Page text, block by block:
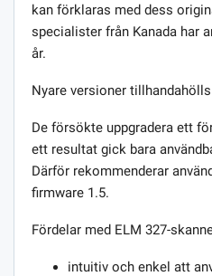
kan förklaras med dess
specialister från Kanada har
år.
Nyare versioner
De försökte uppgradera ett
ett resultat gick bara
Därför rekommenderar
firmware 1.5.
Fördelar med ELM 327-
intuitiv och enkel att